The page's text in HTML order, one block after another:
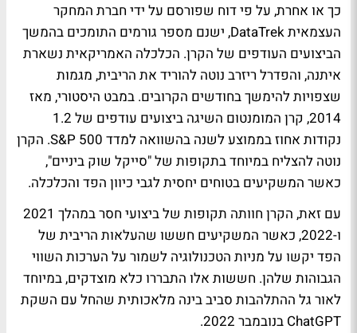
כך או אחרת, על פי דוח שפורסם על ידי חברת המחקר
העצמאית DataTrek, ישנם מספר גורמים התומכים בהמשך
הביצועים העודפים של הקרן. הכלכלה האמריקאית נשארת
איתנה, והפדרל ריזרב נוטה להוריד את הריבית, מגמות
שצפויות להימשך בחודשים הקרובים. במבט היסטורי, מאז
2014, קרן המומנטום השיגה ביצועים עודפים של 1.2
נקודות אחוז בממוצע לשנה בהשוואה למדד S&P 500. הקרן
נוטה להצליח במיוחד בתקופות של "סייקל שוק ביניים",
כאשר המשקיעים בטוחים יחסית לגבי כיוון הפד והכלכלה.
עם זאת, הקרן חוותה תקופות של ביצועי חסר במהלך 2021
ו-2022, כאשר המשקיעים חששו שהעלאות הריבית של
הפד יקשו על מניות הטכנולוגיה לשמור על הערכות השווי
הגבוהות שלהן. חששות אלו התבררו כלא מוצדקים, במיוחד
לאור גל ההתלהבות סביב בינה מלאכותית שהחל עם השקת
ChatGPT בנובמבר 2022.